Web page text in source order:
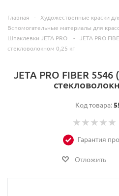
Главная - Художественные краски
Вспомогательные материалы для
Шпаклевки JETA PRO
-
JETA PRO
стекловолокном 0,25 кг
JETA PRO FIBER
Код товара:
Гарантия
Отложить